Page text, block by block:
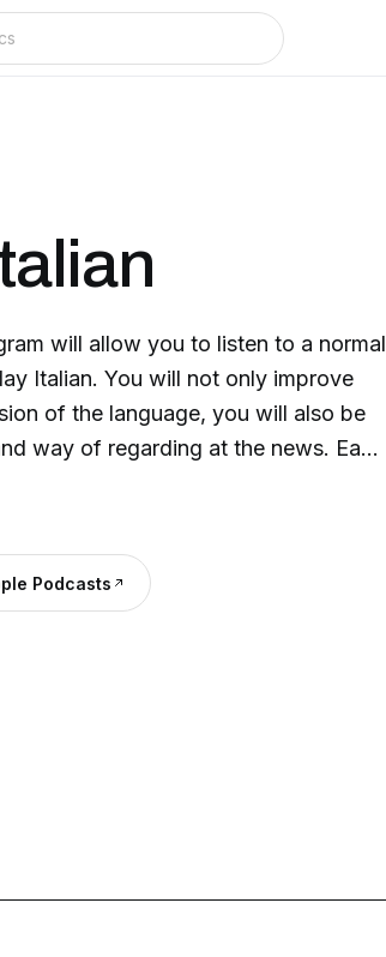
will allow you to listen to a normal
Italian. You will not only improve
of the language, you will also be
way of regarding at the news. Each
with you their views on international
and feel as a native Italian.
Podcasts